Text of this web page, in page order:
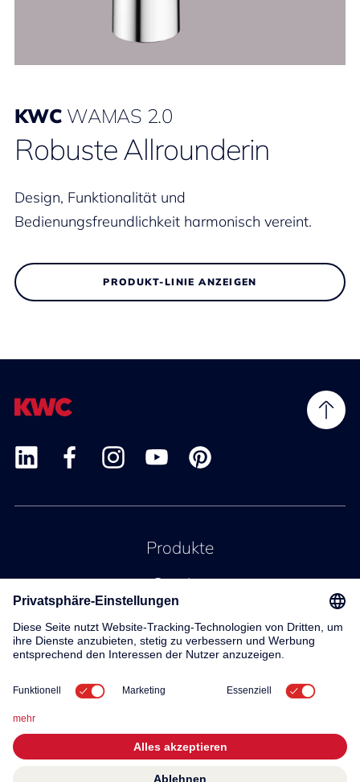
KWC WAMAS 2.0
Robuste Allrounderin
Design, Funktionalität und
Bedienungsfreundlichkeit harmonisch vereint.
PRODUKT-LINIE ANZEIGEN
Produkte
Service
Kontakt
Über uns